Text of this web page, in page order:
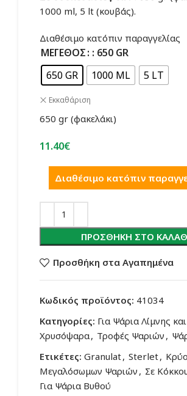
1000 ml, 5 lt (κουβάς).
Διαθέσιμο κατόπιν παραγγελίας
ΜΈΓΕΘΟΣ : 650 GR
650 GR
1000 ML 5 LT
Εκκαθάριση
650 gr (φακελάκι)
11.40€
Διαθέσιμο κατόπιν
ΠΡΟΣΘΉΚΗ ΣΤΟ
Προσθήκη στα Αγαπημένα
Κωδικός προϊόντος: 41034
Κατηγορίες: Για Ψάρια Λίμνης και
Χρυσόψαρα, Τροφές Ψαριών ,
Ετικέτες: Granulat, Sterlet,
Μεγαλόσωμων Ψαριών , Σε
Για Ψάρια Βυθού